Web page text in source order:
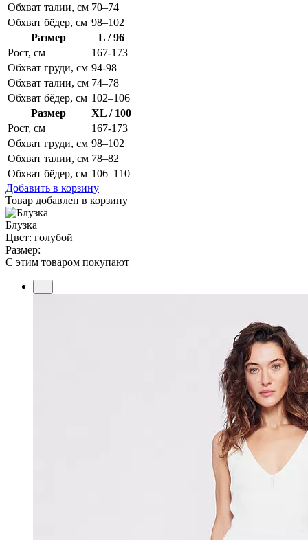
Обхват талии, см 70–74
Обхват бёдер, см 98–102
Размер
L / 96
Рост, см
167-173
Обхват груди, см 94-98
Обхват талии, см 74–78
Обхват бёдер, см 102–106
Размер
XL / 100
Рост, см
167-173
Обхват груди, см 98–102
Обхват талии, см 78–82
Обхват бёдер, см 106–110
Добавить в корзину
Товар добавлен в корзину
Блузка
Цвет: голубой
Размер:
С этим товаром покупают